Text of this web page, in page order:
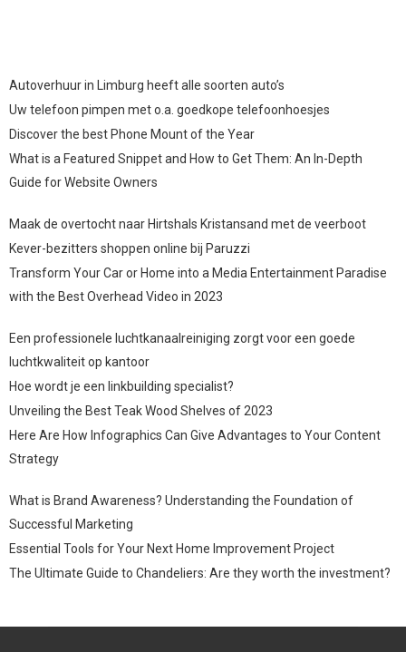
Autoverhuur in Limburg heeft alle soorten auto’s
Uw telefoon pimpen met o.a. goedkope telefoonhoesjes
Discover the best Phone Mount of the Year
What is a Featured Snippet and How to Get Them: An In-Depth
Guide for Website Owners
Maak de overtocht naar Hirtshals Kristansand met de veerboot
Kever-bezitters shoppen online bij Paruzzi
Transform Your Car or Home into a Media Entertainment Paradise
with the Best Overhead Video in 2023
Een professionele luchtkanaalreiniging zorgt voor een goede
luchtkwaliteit op kantoor
Hoe wordt je een linkbuilding specialist?
Unveiling the Best Teak Wood Shelves of 2023
Here Are How Infographics Can Give Advantages to Your Content
Strategy
What is Brand Awareness? Understanding the Foundation of
Successful Marketing
Essential Tools for Your Next Home Improvement Project
The Ultimate Guide to Chandeliers: Are they worth the investment?